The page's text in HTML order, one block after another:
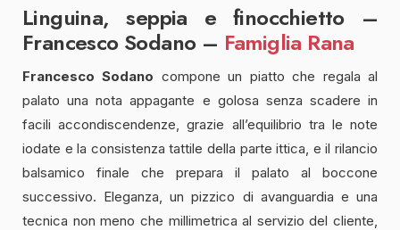
Linguina, seppia e finocchietto –
Francesco Sodano – Famiglia Rana
Francesco Sodano compone un piatto che regala al
palato una nota appagante e golosa senza scadere in
facili accondiscendenze, grazie all’equilibrio tra le note
iodate e la consistenza tattile della parte ittica, e il rilancio
balsamico finale che prepara il palato al boccone
successivo. Eleganza, un pizzico di avanguardia e una
tecnica non meno che millimetrica al servizio del cliente,